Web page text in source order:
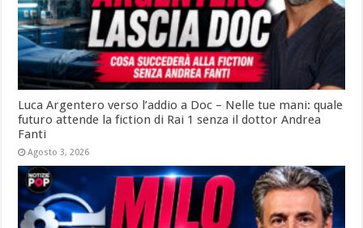
Luca Argentero verso l’addio a Doc – Nelle tue mani: quale
futuro attende la fiction di Rai 1 senza il dottor Andrea
Fanti
Agosto 3, 2026